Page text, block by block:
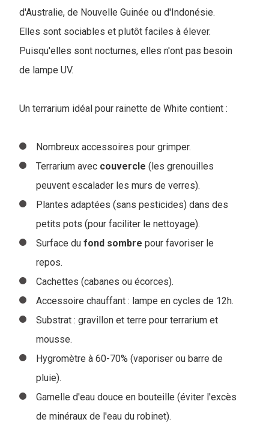
d'Australie, de Nouvelle Guinée ou d'Indonésie.
Elles sont sociables et plutôt faciles à élever.
Puisqu'elles sont nocturnes, elles n'ont pas besoin
de lampe UV.
Un terrarium idéal pour rainette de White contient :
Nombreux accessoires pour grimper.
Terrarium avec couvercle (les grenouilles
peuvent escalader les murs de verres).
Plantes adaptées (sans pesticides) dans des
petits pots (pour faciliter le nettoyage).
Surface du fond sombre pour favoriser le
repos.
Cachettes (cabanes ou écorces).
Accessoire chauffant : lampe en cycles de 12h.
Substrat : gravillon et terre pour terrarium et
mousse.
Hygromètre à 60-70% (vaporiser ou barre de
pluie).
Gamelle d'eau douce en bouteille (éviter l'excès
de minéraux de l'eau du robinet).